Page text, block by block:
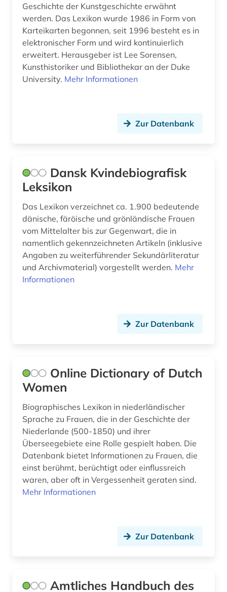
kunsthistoriker (1)
künstler (5)
landeskunde (4)
landtag (1)
literaturwissenschaft (6)
malerei (1)
mathematik (1)
mediendidaktik (1)
mozart (1)
musik (1)
musiker (4)
musikerin (1)
musikgeschichte (1)
mythologie (1)
münchen (1)
Geschichte der Kunstgeschichte erwähnt
werden. Das Lexikon wurde 1986 in Form von
Karteikarten begonnen, seit 1996 besteht es in
elektronischer Form und wird kontinuierlich
erweitert. Herausgeber ist Lee Sorensen,
Kunsthistoriker und Bibliothekar an der Duke
University. Mehr Informationen
Zur Datenbank
Dansk Kvindebiografisk
Leksikon
Das Lexikon verzeichnet ca. 1.900 bedeutende
dänische, färöische und grönländische Frauen
vom Mittelalter bis zur Gegenwart, die in
namentlich gekennzeichneten Artikeln (inklusive
Angaben zu weiterführender Sekundärliteratur
und Archivmaterial) vorgestellt werden. Mehr
Informationen
Zur Datenbank
Online Dictionary of Dutch
Women
Biographisches Lexikon in niederländischer
Sprache zu Frauen, die in der Geschichte der
Niederlande (500-1850) und ihrer
Überseegebiete eine Rolle gespielt haben. Die
Datenbank bietet Informationen zu Frauen, die
einst berühmt, berüchtigt oder einflussreich
waren, aber oft in Vergessenheit geraten sind.
Mehr Informationen
Zur Datenbank
Amtliches Handbuch des